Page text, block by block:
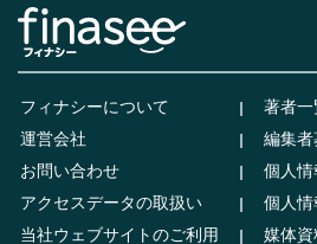
フィナシーについて
著者一
運営会社
編集者
お問い合わせ
個人
アクセスデータの取扱い
個人情
当社ウェブサイトのご利用
媒体資